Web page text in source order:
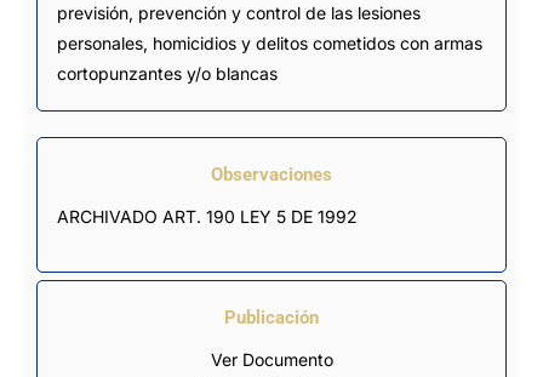
previsión, prevención y control de las lesiones
personales, homicidios y delitos cometidos con armas
cortopunzantes y/o blancas
Observaciones
ARCHIVADO ART. 190 LEY 5 DE 1992
Publicación
Ver Documento